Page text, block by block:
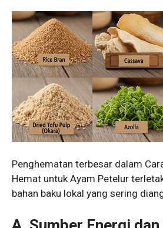
Penghematan terbesar dalam
Hemat untuk Ayam Petelur
bahan baku lokal yang sering